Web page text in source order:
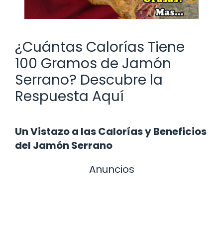
¿Cuántas Calorías Tiene
100 Gramos de Jamón
Serrano? Descubre la
Respuesta Aquí
Un Vistazo a las Calorías y Beneficios
del Jamón Serrano
Anuncios